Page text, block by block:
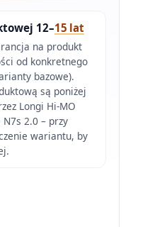
12–15 lat
na produkt
od konkretnego
bazowe).
są poniżej
Longi Hi-MO
2.0 – przy
wariantu, by